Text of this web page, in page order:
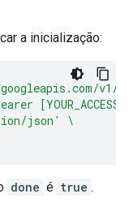
a inicialização:
v1/
json'
\
done é true .